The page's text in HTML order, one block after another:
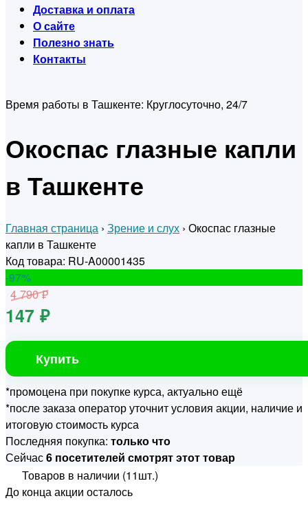
Доставка и оплата
О сайте
Полезно знать
Контакты
Время работы в Ташкенте: Круглосуточно, 24/7
Окоспас глазные капли
в Ташкенте
Главная страница › Зрение и слух › Окоспас глазные
капли в Ташкенте
Код товара: RU-A00001435
-97%
4 790 ₽
147 ₽
Купить
*промоцена при покупке курса, актуально ещё
*после заказа оператор уточнит условия акции, наличие и
итоговую стоимость курса
Последняя покупка: только что
Сейчас6 посетителей смотрят этот товар
Товаров в наличии (11шт.)
До конца акции осталось